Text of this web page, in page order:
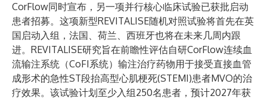
CorFlow同时宣布，另一项并行核心临床试验已获批启动
患者招募。这项新型REVITALISE随机对照试验将首先在英
国启动入组，法国、荷兰、西班牙也将在未来几周内跟
进。REVITALISE研究旨在前瞻性评估自研CorFlow连续血
流输注系统（CoFI系统）输注治疗药物用于接受直接血管
成形术的急性ST段抬高型心肌梗死(STEMI)患者MVO的治
疗效果。该试验计划至少入组250名患者，预计2027年获